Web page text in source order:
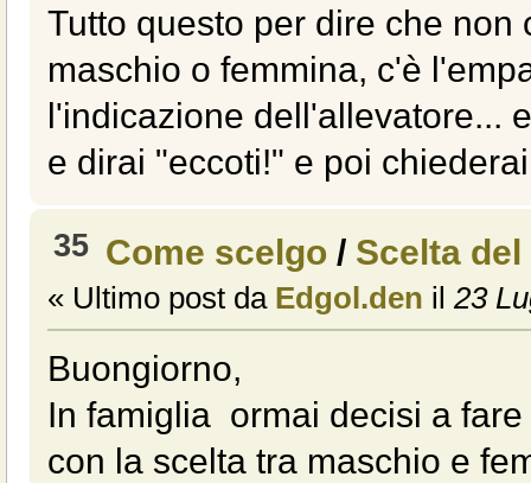
Tutto questo per dire che
maschio o femmina, c'è
l'indicazione dell'allevatore...
e dirai "eccoti!" e poi
35 Come scelgo / Scelta
« Ultimo post da Edgol.den il 23
Buongiorno,
In famiglia ormai decisi a
con la scelta tra maschio e